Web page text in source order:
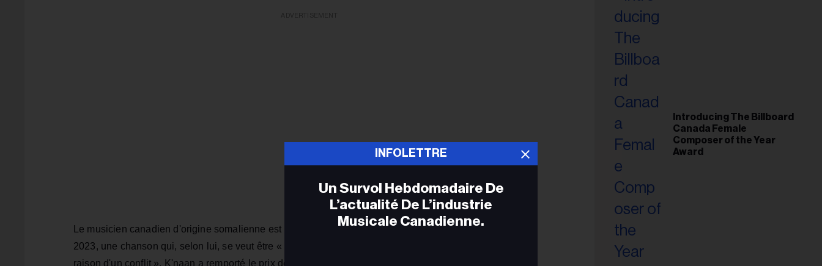
Le musicien canadien d'origine somalienne est réapparu sur le devant de la scène avec « Refugee » en
2023, une chanson qui, selon lui, se veut être « un foyer pour ceux d'entre nous qui sont sans domicile en
raison d'un conflit ». K'naan a remporté le prix de la meilleure chanson en faveur d'un changement social
Introducing The Billboard
Canada Female
Composer of the Year
Award
INFOLETTRE
Un Survol Hebdomadaire De
L’actualité De L’industrie
Musicale Canadienne.